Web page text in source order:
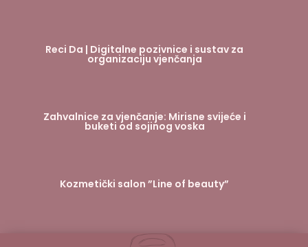
Reci Da | Digitalne pozivnice i sustav za
organizaciju vjenčanja
Zahvalnice za vjenčanje: Mirisne svijeće i
buketi od sojinog voska
Kozmetički salon ”Line of beauty”